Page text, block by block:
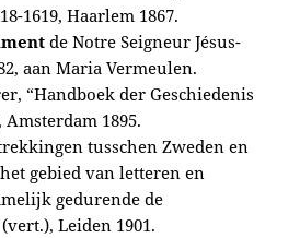
1619, Haarlem 1867.
de Notre Seigneur Jésus-
aan Maria Vermeulen.
“Handboek der Geschiedenis
1895.
tusschen Zweden en
gebied van letteren en
gedurende de
Leiden 1901.